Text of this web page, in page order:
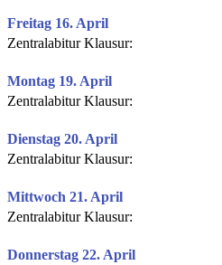
Freitag 16. April
Zentralabitur Klausur:
Montag 19. April
Zentralabitur Klausur:
Dienstag 20. April
Zentralabitur Klausur:
Mittwoch 21. April
Zentralabitur Klausur:
Donnerstag 22. April